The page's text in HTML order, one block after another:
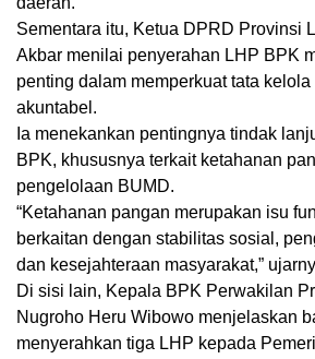
Sementara itu, Ketua DPRD Provinsi
Akbar menilai penyerahan LHP BPK
penting dalam memperkuat tata
akuntabel.
Ia menekankan pentingnya tindak
BPK, khususnya terkait ketahanan
pengelolaan BUMD.
“Ketahanan pangan merupakan isu
berkaitan dengan stabilitas sosial,
dan kesejahteraan masyarakat,”
Di sisi lain, Kepala BPK Perwakilan
Nugroho Heru Wibowo menjelaskan
menyerahkan tiga LHP kepada